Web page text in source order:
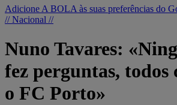
Adicione A BOLA às suas preferências do
// Nacional //
Nuno Tavares:
fez perguntas, todos
o FC Porto»